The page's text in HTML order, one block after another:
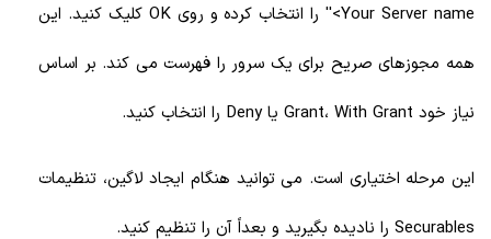
'<Your Server name' را انتخاب کرده و روی OK کلیک کنید. این
همه مجوزهای صریح برای یک سرور را فهرست می کند. بر اساس
نیاز خود Grant، With Grant یا Deny را انتخاب کنید.
این مرحله اختیاری است. می توانید هنگام ایجاد لاگین، تنظیمات
Securables را نادیده بگیرید و بعداً آن را تنظیم کنید.